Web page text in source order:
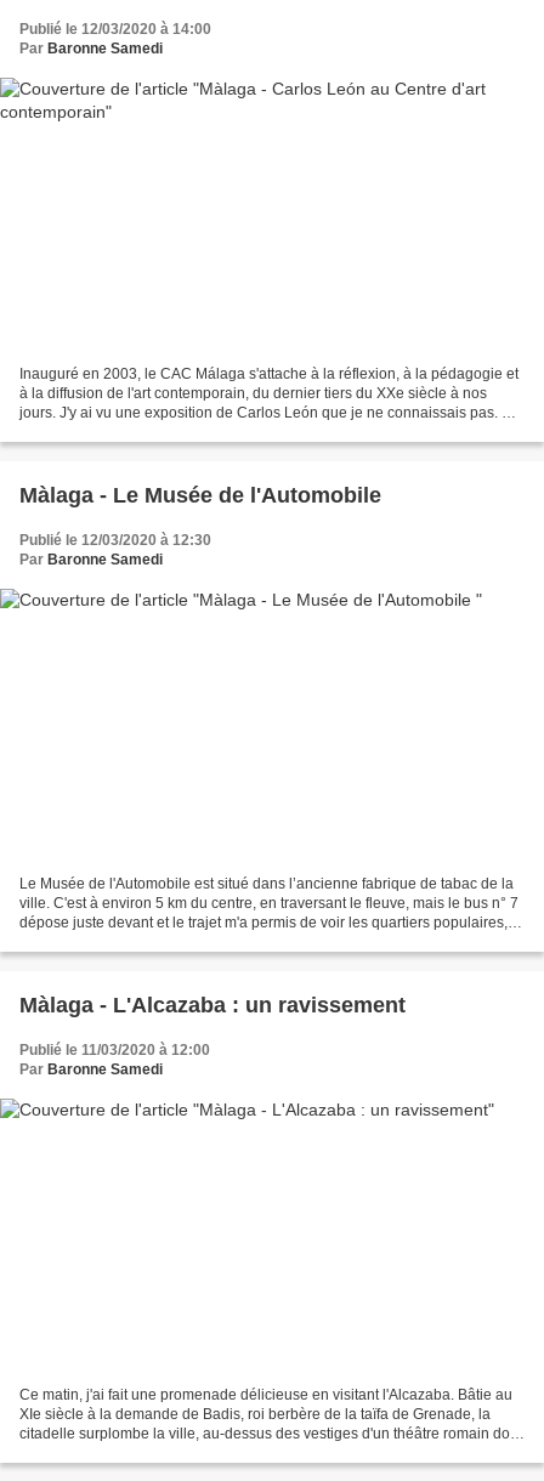
Publié le 12/03/2020 à 14:00
Par Baronne Samedi
Inauguré en 2003, le CAC Málaga s'attache à la réflexion, à la pédagogie et
à la diffusion de l'art contemporain, du dernier tiers du XXe siècle à nos
jours. J'y ai vu une exposition de Carlos León que je ne connaissais pas. Né
Màlaga - Le Musée de l'Automobile
Publié le 12/03/2020 à 12:30
Par Baronne Samedi
Le Musée de l'Automobile est situé dans l’ancienne fabrique de tabac de la
ville. C'est à environ 5 km du centre, en traversant le fleuve, mais le bus n° 7
dépose juste devant et le trajet m'a permis de voir les quartiers populaires,
Màlaga - L'Alcazaba : un ravissement
Publié le 11/03/2020 à 12:00
Par Baronne Samedi
Ce matin, j'ai fait une promenade délicieuse en visitant l'Alcazaba. Bâtie au
XIe siècle à la demande de Badis, roi berbère de la taïfa de Grenade, la
citadelle surplombe la ville, au-dessus des vestiges d'un théâtre romain dont